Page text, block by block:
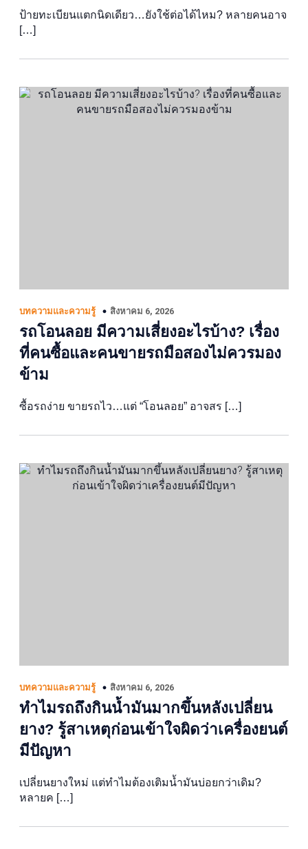
ป้ายทะเบียนแตกนิดเดียว…ยังใช้ต่อได้ไหม? หลายคนอาจ
[…]
บทความและความรู้ สิงหาคม 6, 2026
รถโอนลอย มีความเสี่ยงอะไรบ้าง? เรื่อง
ที่คนซื้อและคนขายรถมือสองไม่ควรมอง
ข้าม
ซื้อรถง่าย ขายรถไว…แต่ “โอนลอย” อาจสร […]
บทความและความรู้ สิงหาคม 6, 2026
ทำไมรถถึงกินน้ำมันมากขึ้นหลังเปลี่ยน
ยาง? รู้สาเหตุก่อนเข้าใจผิดว่าเครื่องยนต์
มีปัญหา
เปลี่ยนยางใหม่ แต่ทำไมต้องเติมน้ำมันบ่อยกว่าเดิม?
หลายค […]